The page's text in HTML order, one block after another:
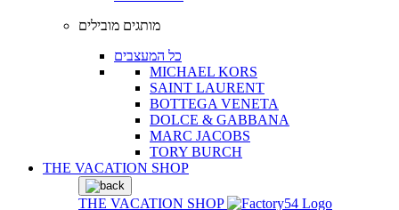
מותגים מובילים
כל המעצבים
MICHAEL KORS
SAINT LAURENT
BOTTEGA VENETA
DOLCE & GABBANA
MARC JACOBS
TORY BURCH
THE VACATION SHOP
THE VACATION SHOP